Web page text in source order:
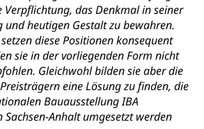
Verpflichtung, das Denkmal in seiner
und heutigen Gestalt zu bewahren.
diese Positionen konsequent
sie in der vorliegenden Form nicht
Gleichwohl bilden sie aber die
eine Lösung zu finden, die
Bauausstellung IBA
Anhalt umgesetzt werden